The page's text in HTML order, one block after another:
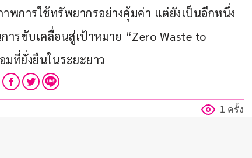
พการใช้ทรัพยากรอย่างคุ้มค่า แต่ยังเป็นอีกหนึ่ง
ารขับเคลื่อนสู่เป้าหมาย “Zero Waste to
มที่ยั่งยืนในระยะยาว
1 ครั้ง